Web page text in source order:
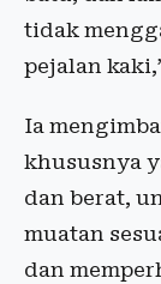
tidak
pejalan
Ia
khususnya
dan berat,
muatan
dan